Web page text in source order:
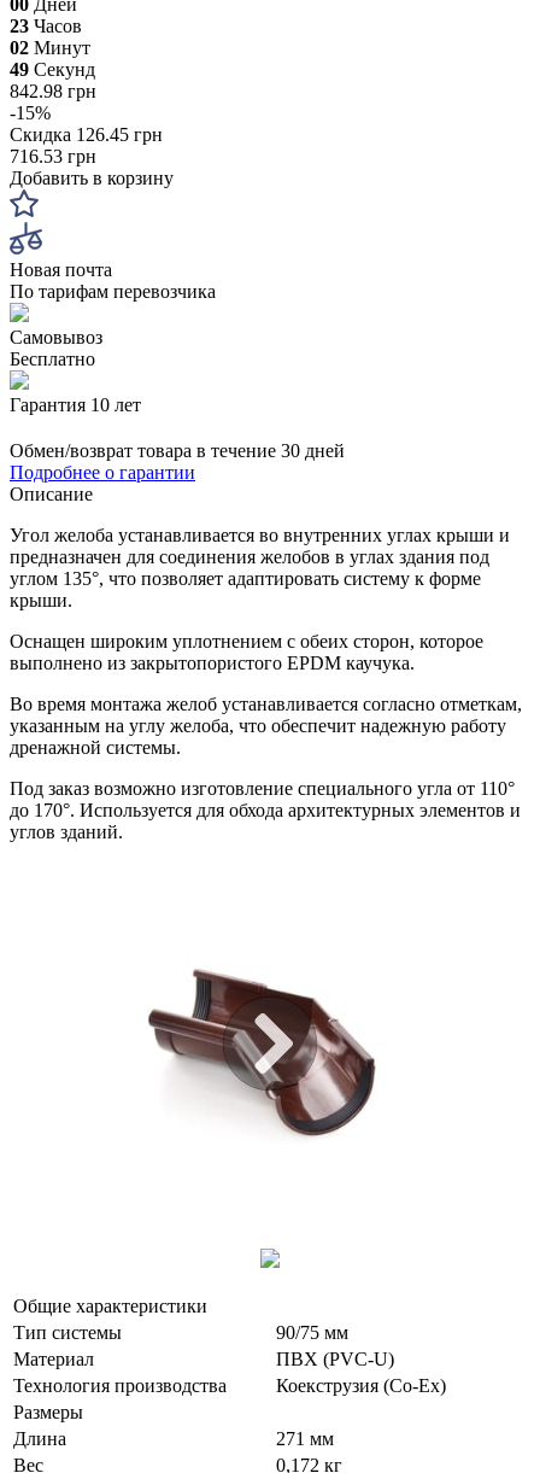
23 Часов
02 Минут
48 Секунд
842.98 грн
-15%
Скидка 126.45 грн
716.53 грн
Добавить в корзину
Новая почта
По тарифам перевозчика
Самовывоз
Бесплатно
Гарантия 10 лет
Обмен/возврат товара в течение 30 дней
Подробнее о гарантии
Описание
Угол желоба устанавливается во внутренних углах крыши и
предназначен для соединения желобов в углах здания под
углом 135°, что позволяет адаптировать систему к форме
крыши.
Оснащен широким уплотнением с обеих сторон, которое
выполнено из закрытопористого EPDM каучука.
Во время монтажа желоб устанавливается согласно отметкам,
указанным на углу желоба, что обеспечит надежную работу
дренажной системы.
Под заказ возможно изготовление специального угла от 110°
до 170°. Используется для обхода архитектурных элементов и
углов зданий.
Общие характеристики
Тип системы
90/75 мм
Материал
ПВХ (PVC-U)
Технология производства
Коекструзия (Co-Ex)
Размеры
Длина
271 мм
Вес
0,172 кг